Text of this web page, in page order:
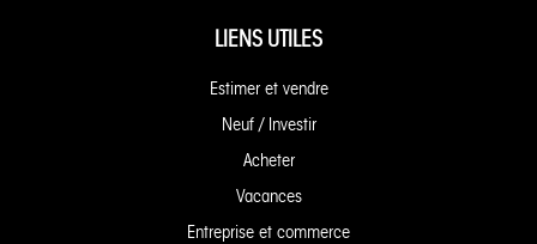
LIENS UTILES
Estimer et vendre
Neuf / Investir
Acheter
Vacances
Entreprise et commerce